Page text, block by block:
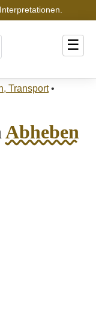
☰
Transport •
Abheben